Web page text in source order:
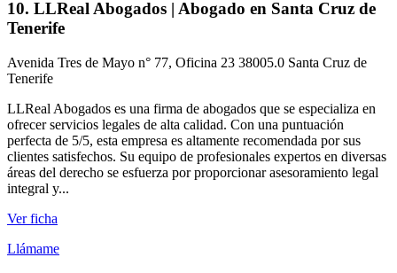
10. LLReal Abogados | Abogado en Santa Cruz de
Tenerife
Avenida Tres de Mayo n° 77, Oficina 23 38005.0 Santa Cruz de
Tenerife
LLReal Abogados es una firma de abogados que se especializa en
ofrecer servicios legales de alta calidad. Con una puntuación
perfecta de 5/5, esta empresa es altamente recomendada por sus
clientes satisfechos. Su equipo de profesionales expertos en diversas
áreas del derecho se esfuerza por proporcionar asesoramiento legal
integral y...
Ver ficha
Llámame